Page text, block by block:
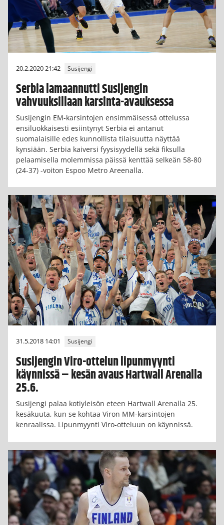
20.2.2020 21:42 Susijengi
Serbia lamaannutti Susijengin
vahvuuksillaan karsinta-avauksessa
Susijengin EM-karsintojen ensimmäisessä ottelussa
ensiluokkaisesti esiintynyt Serbia ei antanut
suomalaisille edes kunnollista tilaisuutta näyttää
kynsiään. Serbia kaiversi fyysisyydellä sekä fiksulla
pelaamisella molemmissa päissä kenttää selkeän 58-80
(24-37) -voiton Espoo Metro Areenalla.
31.5.2018 14:01 Susijengi
Susijengin Viro-ottelun lipunmyynti
käynnissä – kesän avaus Hartwall Arenalla
25.6.
Susijengi palaa kotiyleisön eteen Hartwall Arenalla 25.
kesäkuuta, kun se kohtaa Viron MM-karsintojen
kenraalissa. Lipunmyynti Viro-otteluun on käynnissä.